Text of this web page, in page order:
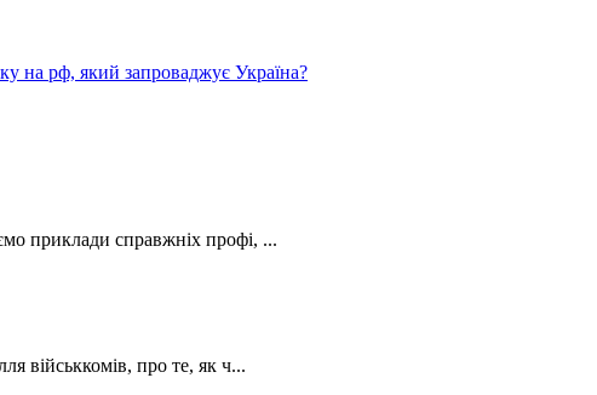
на рф, який запроваджує Україна?
приклади справжніх профі, ...
військкомів, про те, як ч...